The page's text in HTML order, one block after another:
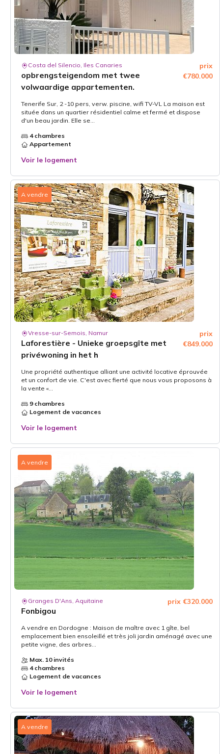
Costa del Silencio, Iles Canaries
opbrengsteigendom met twee
volwaardige appartementen.
prix
€780.000
Tenerife Sur, 2 -10 pers, verw. piscine, wifi TV-VL La maison est
située dans un quartier résidentiel calme et fermé et dispose
d'un beau jardin. Elle se...
4 chambres
Appartement
Voir le logement
A vendre
Vresse-sur-Semois, Namur
Laforestière - Unieke groepsgîte met
privéwoning in het h
prix
€849.000
Une propriété authentique alliant une activité locative éprouvée
et un confort de vie. C'est avec fierté que nous vous proposons à
la vente «...
9 chambres
Logement de vacances
Voir le logement
A vendre
Granges D'Ans, Aquitaine
Fonbigou
prix €320.000
A vendre en Dordogne : Maison de maître avec 1 gîte, bel
emplacement bien ensoleillé et très joli jardin aménagé avec une
petite vigne, des arbres...
Max. 10 invités
4 chambres
Logement de vacances
Voir le logement
A vendre